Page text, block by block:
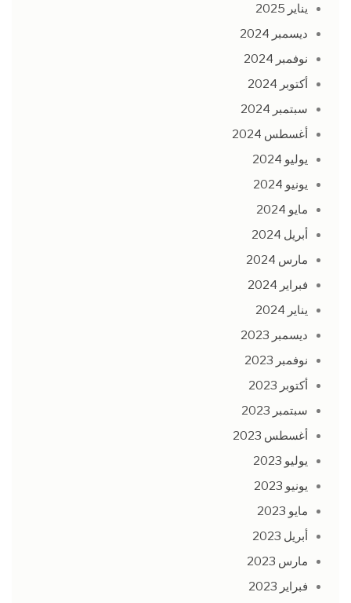
يناير 2025
ديسمبر 2024
نوفمبر 2024
أكتوبر 2024
سبتمبر 2024
أغسطس 2024
يوليو 2024
يونيو 2024
مايو 2024
أبريل 2024
مارس 2024
فبراير 2024
يناير 2024
ديسمبر 2023
نوفمبر 2023
أكتوبر 2023
سبتمبر 2023
أغسطس 2023
يوليو 2023
يونيو 2023
مايو 2023
أبريل 2023
مارس 2023
فبراير 2023